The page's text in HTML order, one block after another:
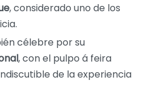
, considerado uno de los
célebre por su
, con el pulpo á feira
de la experiencia